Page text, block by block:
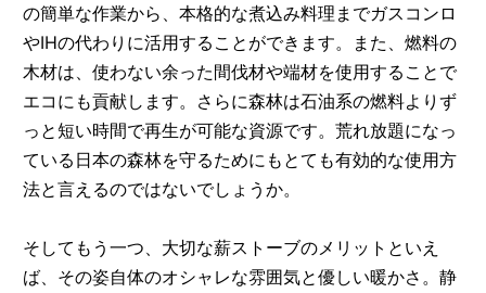
の簡単な作業から、本格的な煮込み料理までガスコンロ
やIHの代わりに活用することができます。また、燃料の
木材は、使わない余った間伐材や端材を使用することで
エコにも貢献します。さらに森林は石油系の燃料よりず
っと短い時間で再生が可能な資源です。荒れ放題になっ
ている日本の森林を守るためにもとても有効的な使用方
法と言えるのではないでしょうか。
そしてもう一つ、大切な薪ストーブのメリットといえ
ば、その姿自体のオシャレな雰囲気と優しい暖かさ。静